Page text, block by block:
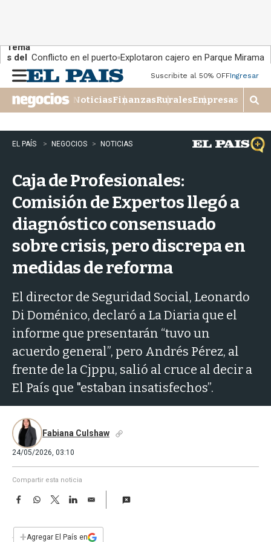
Tema
s del
día:
Conflicto en el puerto Explotaron cajero en Parque Miramar
n
u
Suscribite al 50% OFFIngresar
NoticiasFinanzasRuralesEmpresas
M
o
s
t
r
EL PAÍS NEGOCIOS NOTICIAS
Caja de Profesionales:
Comisión de Expertos llegó a
diagnóstico consensuado
sobre crisis, pero discrepa en
medidas de reforma
El director de Seguridad Social, Leonardo
Di Doménico, declaró a La Diaria que el
informe que presentarán “tuvo un
acuerdo general”, pero Andrés Pérez, al
frente de la Cjppu, salió al cruce al decir a
El País que "estaban insatisfechos”.
Fabiana Culshaw
24/05/2026, 03:10
Compartir esta noticia
F
e
W
T
w
t
L
E
i
+Agregar El País en